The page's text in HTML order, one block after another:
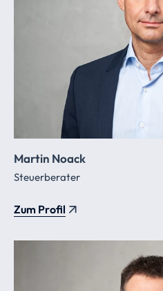
Martin Noack
Steuerberater
Zum Profil